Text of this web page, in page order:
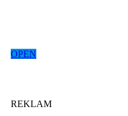
OPEN
REKLAM